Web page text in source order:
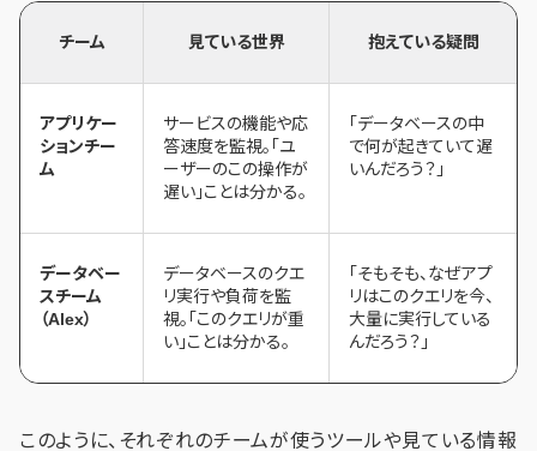
チーム 見ている世界 抱えている疑問
アプリケー
ションチー
ム
サービスの機能や応
答速度を監視。「ユ
ーザーのこの操作が
遅い」ことは分かる。
「データベースの中
で何が起きていて遅
いんだろう？」
データベー
スチーム
（Alex）
データベースのクエ
リ実行や負荷を監
視。「このクエリが重
い」ことは分かる。
「そもそも、なぜアプ
リはこのクエリを今、
大量に実行している
んだろう？」
このように、それぞれのチームが使うツールや見ている情報